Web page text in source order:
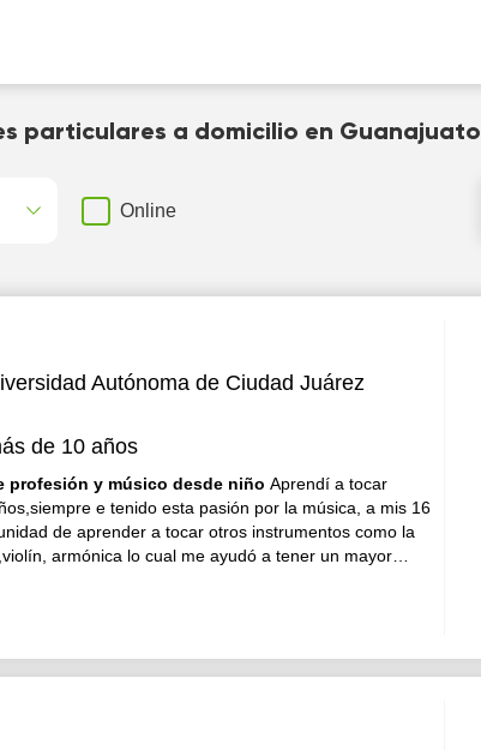
particulares a domicilio en Guanajuato
Online
Autónoma de Ciudad Juárez
de 10 años
profesión y músico desde niñoAprendí a tocar
e tenido esta pasión por la música, a mis 16
de aprender a tocar otros instrumentos como la
armónica lo cual me ayudó a tener un mayor
música y complementar lo aprendido desde un in...